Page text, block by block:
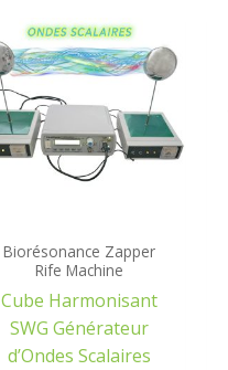
Biorésonance Zapper
Rife Machine
Cube Harmonisant
SWG Générateur
d’Ondes Scalaires